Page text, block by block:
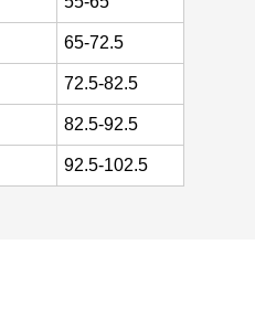
65-72.5
72.5-82.5
82.5-92.5
92.5-102.5